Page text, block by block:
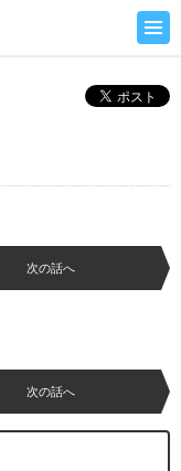
次の話へ
次の話へ